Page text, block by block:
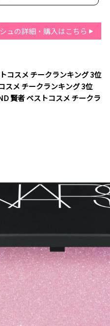
ュの詳細・購入はこちら
コスメ チークランキング 3位
スメ チークランキング 3位
賢者 ベストコスメ チークラ